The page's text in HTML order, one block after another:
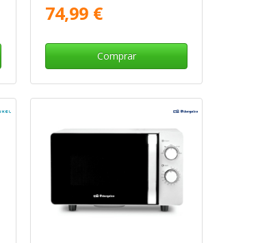
74,99 €
Comprar